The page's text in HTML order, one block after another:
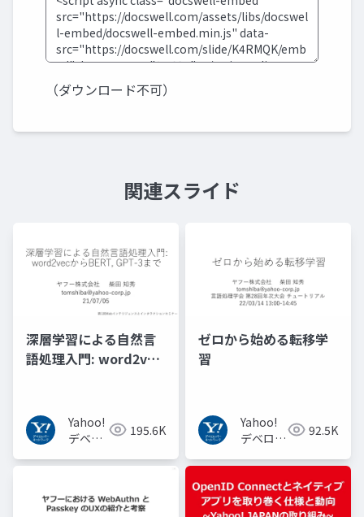
（ダウンロード不可）
関連スライド
深層学習による自然言
語処理入門: word2vec
Yahoo!
デベロ
ネット
195.6K
ゼロから始める転移学
習
Yahoo!
デベロッ
トワーク
92.5K